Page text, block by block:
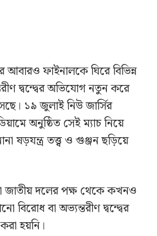
আবারও ফাইনালকে ঘিরে বিভিন্ন
দ্বন্দ্বের অভিযোগ নতুন করে
১৯ জুলাই নিউ জার্সির
অনুষ্ঠিত সেই ম্যাচ নিয়ে
ষড়যন্ত্র তত্ত্ব ও গুঞ্জন ছড়িয়ে
জাতীয় দলের পক্ষ থেকে কখনও
বিরোধ বা অভ্যন্তরীণ দ্বন্দ্বের
হয়নি।